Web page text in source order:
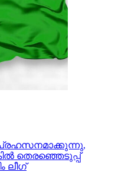
പ്രഹസനമാക്കുന്നു,
തെരഞ്ഞെടുപ്പ്
ലീഗ്‌